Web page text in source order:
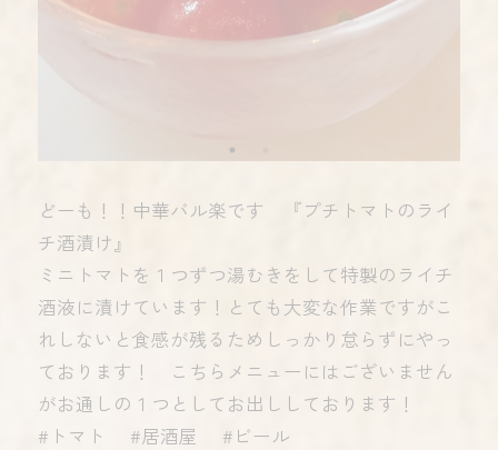
どーも！！中華バル楽です 『プチトマトのライ
チ酒漬け』
ミニトマトを１つずつ湯むきをして特製のライチ
酒液に漬けています！とても大変な作業ですがこ
れしないと食感が残るためしっかり怠らずにやっ
ております！ こちらメニューにはございません
がお通しの１つとしてお出ししております！
#トマト #居酒屋 #ビール